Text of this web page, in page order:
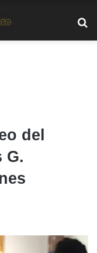
del
G.